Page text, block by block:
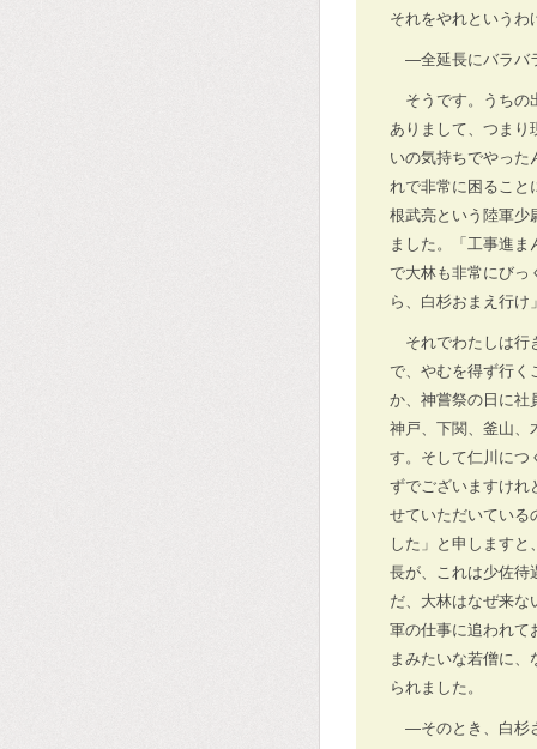
それをやれというわ
―全延長にバラバ
そうです。うちの
ありまして、つまり
いの気持ちでやった
れで非常に困ること
根武亮という陸軍少
ました。「工事進
で大林も非常にびっ
ら、白杉おまえ行
それでわたしは行
で、やむを得ず行く
か、神嘗祭の日に社
神戸、下関、釜山、
す。そして仁川につ
ずでございますけれ
せていただいている
した」と申します
長が、これは少佐待
だ、大林はなぜ来な
軍の仕事に追われて
まみたいな若僧に
られました。
―そのとき、白杉